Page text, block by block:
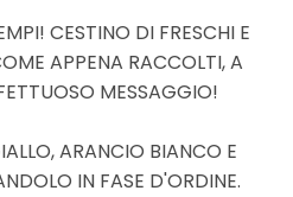
CESTINO DI FRESCHI E
APPENA RACCOLTI, A
MESSAGGIO!
ARANCIO BIANCO E
IN FASE D'ORDINE.